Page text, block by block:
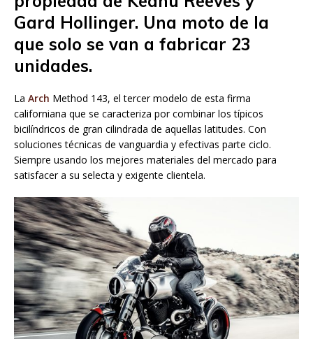
Gard Hollinger. Una moto de la
que solo se van a fabricar 23
unidades.
La Arch Method 143, el tercer modelo de esta firma
californiana que se caracteriza por combinar los típicos
bicilíndricos de gran cilindrada de aquellas latitudes. Con
soluciones técnicas de vanguardia y efectivas parte ciclo.
Siempre usando los mejores materiales del mercado para
satisfacer a su selecta y exigente clientela.